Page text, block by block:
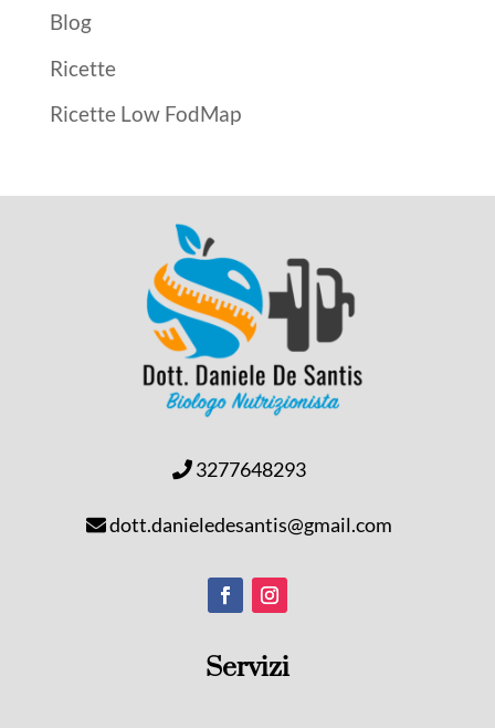
Blog
Ricette
Ricette Low FodMap
3277648293
dott.danieledesantis@gmail.com
Servizi